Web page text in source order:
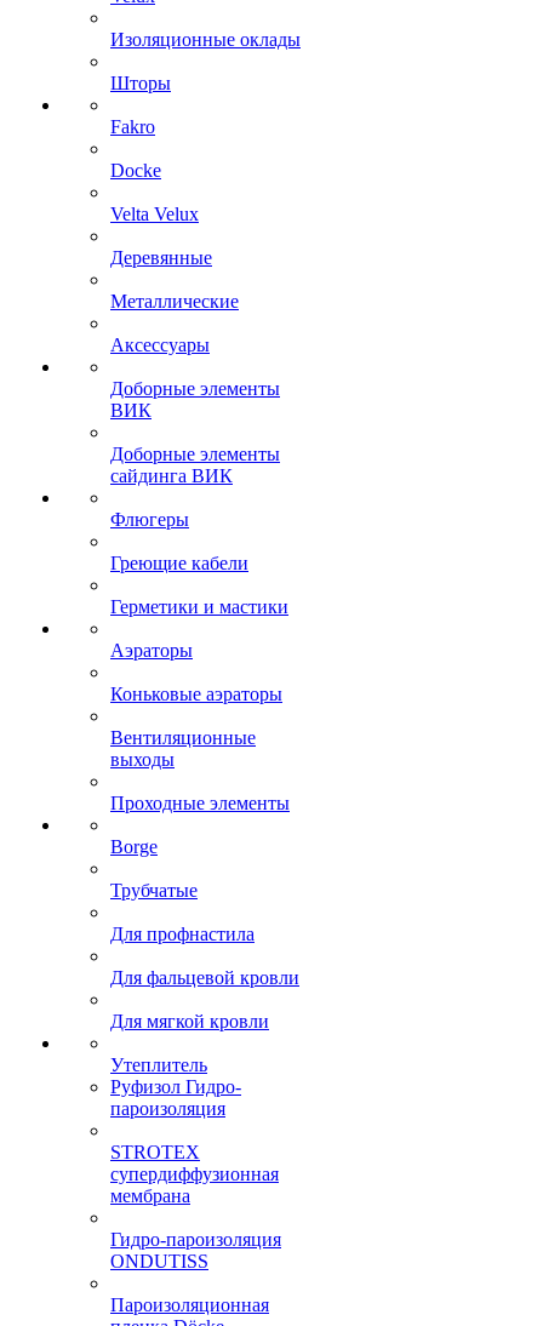
Изоляционные оклады
Шторы
Fakro
Docke
Velta Velux
Деревянные
Металлические
Аксессуары
Доборные элементы
ВИК
Доборные элементы
сайдинга ВИК
Флюгеры
Греющие кабели
Герметики и мастики
Аэраторы
Коньковые аэраторы
Вентиляционные
выходы
Проходные элементы
Borge
Трубчатые
Для профнастила
Для фальцевой кровли
Для мягкой кровли
Утеплитель
Руфизол Гидро-
пароизоляция
STROTEX
супердиффузионная
мембрана
Гидро-пароизоляция
ONDUTISS
Пароизоляционная